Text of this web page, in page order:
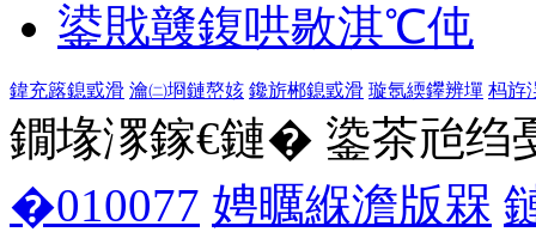
鍙戝竷鍑哄敭淇℃伅
鍏充簬鎴戜滑 瀹㈡埛鏈嶅姟 鑱旂郴鎴戜滑 璇氬緛鑻辨墠 杩斿
鐗堟潈鎵€鏈� 鍌茶兘绉
�010077 娉曞緥澹版槑